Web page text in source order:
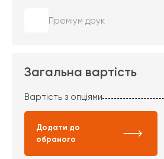
Преміум друк
Загальна вартість
Вартість з опціями
Додати до
обраного